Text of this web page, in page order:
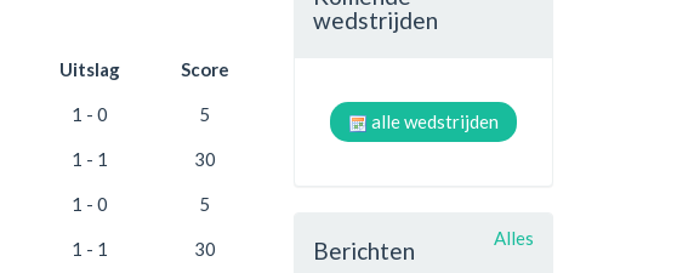
Uitslag Score
1 - 0 5
1 - 1 30
1 - 0 5
1 - 1 30
wedstrijden
alle wedstrijden
Alles
Berichten